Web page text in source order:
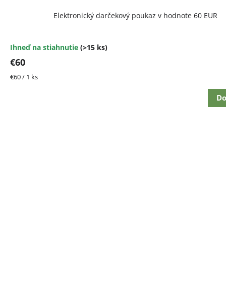
Elektronický darčekový poukaz v hodnote 60 EUR
Ihneď na stiahnutie (>15 ks)
€60
Jednotková
€60 / 1 ks